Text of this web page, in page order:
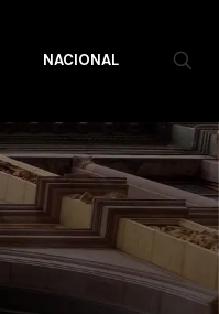
NACIONAL